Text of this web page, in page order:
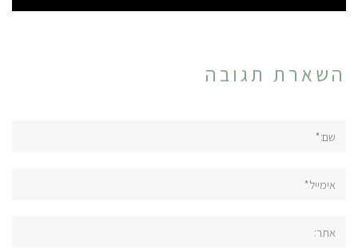
השארת תגובה